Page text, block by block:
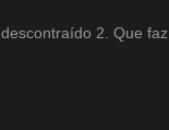
2. Que faz